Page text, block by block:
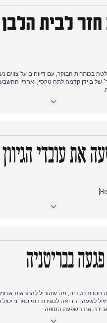
באי-ודאות לגבי יישום הפסקת האש,
לבית הלבן
של טראמפ כנשיא ה-47 שלטה בכותרות הבוקר, עם
של ביידן קדמה לתה טקסי, ואחריו
קיבל תפנית כשאקסל רודקובנה הודה
עם שחרור אסירים פלסטינים ותמונות
החטופה הבריטית-ישראלית אמילי
סימנה את פעולתו הראשונה של טראמפ
את עובדי
בבריטניה
חסרת תקדים, מה שהוביל להתראות
במהלך הבוקר מ-108 ל-114 מייל לשעה, והביאה לסגירת
את השפעת הסופה.